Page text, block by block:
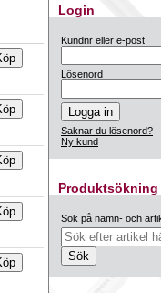
Login
Kundnr eller e-post
Lösenord
Saknar du lösenord?
Ny kund
Produktsökning
Sök på namn- och